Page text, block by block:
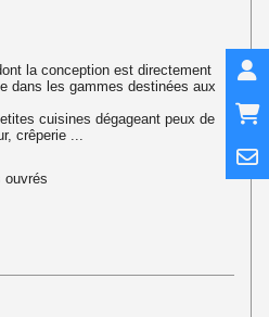
la conception est directement
dans les gammes destinées aux
cuisines dégageant peux de
crêperie ...
ouvrés